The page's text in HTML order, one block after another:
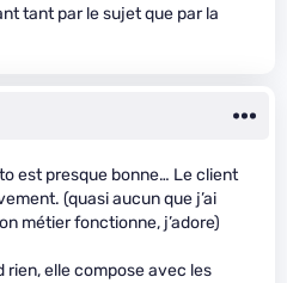
tant par le sujet que par la
est presque bonne… Le client
(quasi aucun que j’ai
métier fonctionne, j’adore)
rien, elle compose avec les